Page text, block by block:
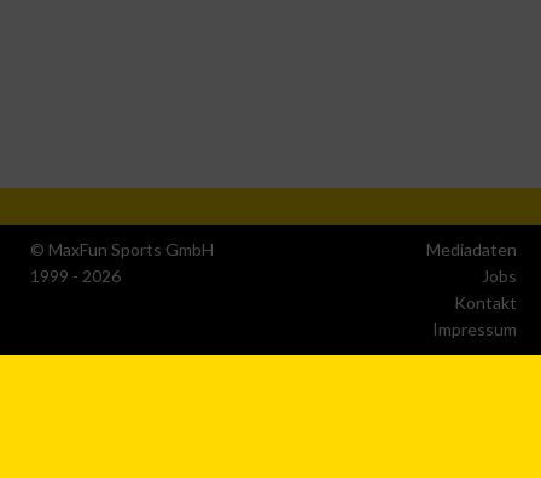
© MaxFun Sports GmbH
1999 - 2026
Mediadaten
Jobs
Kontakt
Impressum
Werbung
Erstellung von Profilen zur Personalisierung von Inhalten
Verwendung von Profilen zur Auswahl personalisierter